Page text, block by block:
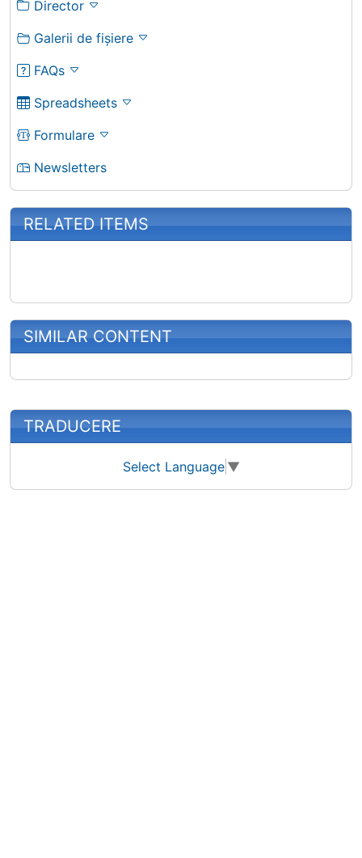
Director
Galerii de fișiere
FAQs
Spreadsheets
Formulare
Newsletters
RELATED ITEMS
SIMILAR CONTENT
More content and functionality
TRADUCERE
Select Language ▼